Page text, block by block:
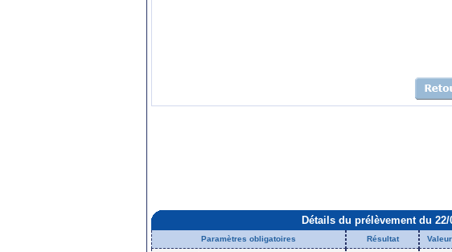
Détails du prélèvement du 22/
Paramètres obligatoires Résultat